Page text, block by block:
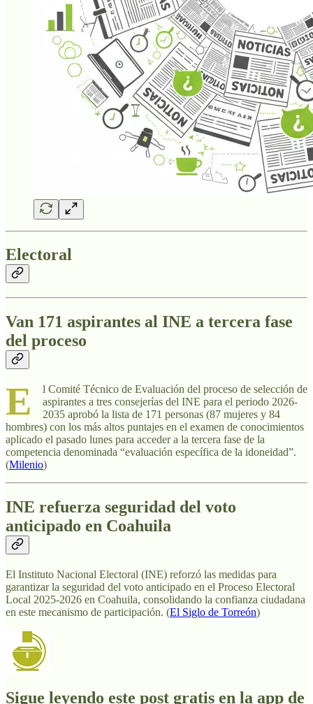
Electoral
Van 171 aspirantes al INE a tercera fase
del proceso
E
l Comité Técnico de Evaluación del proceso de selección de
aspirantes a tres consejerías del INE para el periodo 2026-
2035 aprobó la lista de 171 personas (87 mujeres y 84
hombres) con los más altos puntajes en el examen de conocimientos
aplicado el pasado lunes para acceder a la tercera fase de la
competencia denominada “evaluación específica de la idoneidad”.
(Milenio)
INE refuerza seguridad del voto
anticipado en Coahuila
El Instituto Nacional Electoral (INE) reforzó las medidas para
garantizar la seguridad del voto anticipado en el Proceso Electoral
Local 2025-2026 en Coahuila, consolidando la confianza ciudadana
en este mecanismo de participación. (El Siglo de Torreón)
Sigue leyendo este post gratis en la app de